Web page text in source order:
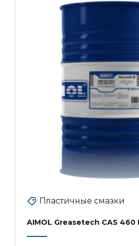
Пластичные смазки
AIMOL Greasetech CAS 460